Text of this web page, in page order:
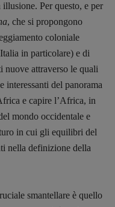
Per questo, e per
, che si propongono
coloniale
in particolare) e di
attraverso le quali
interessanti del panorama
e capire l’Africa, in
mondo occidentale e
in cui gli equilibri del
nella definizione della
smantellare è quello